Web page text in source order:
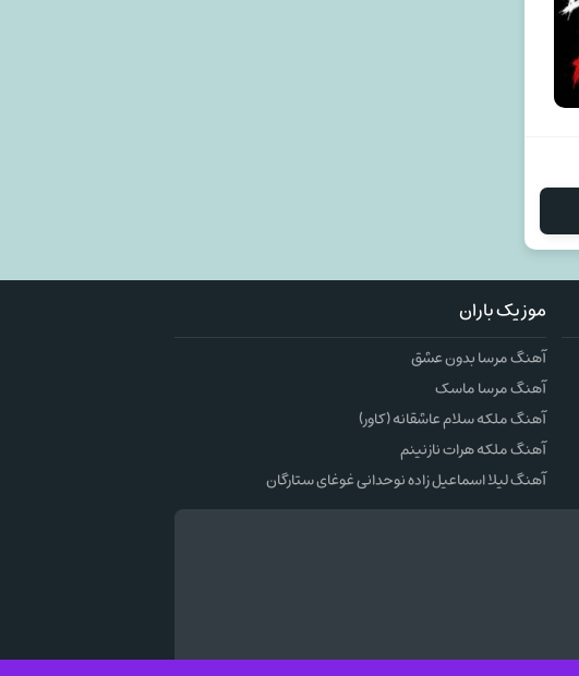
موزیک باران
آهنگ مرسا بدون عشق
آهنگ مرسا ماسک
آهنگ ملکه سلام عاشقانه (کاور)
آهنگ ملکه هرات نازنینم
آهنگ لیلا اسماعیل زاده نوحدانی غوغای ستارگان